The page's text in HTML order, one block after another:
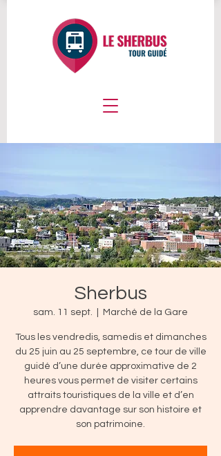
Sherbus
sam. 11 sept. Marché de la Gare
Tous les vendredis, samedis et dimanches
du 25 juin au 25 septembre, ce tour de ville
guidé d’une durée approximative de 2
heures vous permet de visiter certains
attraits touristiques de la ville et d’en
apprendre davantage sur son histoire et
son patrimoine.